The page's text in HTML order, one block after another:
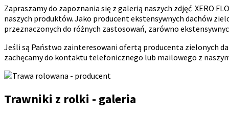
Zapraszamy do zapoznania się z galerią naszych zdjęć XERO
naszych produktów. Jako producent ekstensywnych dachów
przeznaczonych do różnych zastosowań, zarówno
Jeśli są Państwo zainteresowani ofertą producenta zielonych
zachęcamy do kontaktu telefonicznego lub mailowego z
Trawniki z rolki - galeria